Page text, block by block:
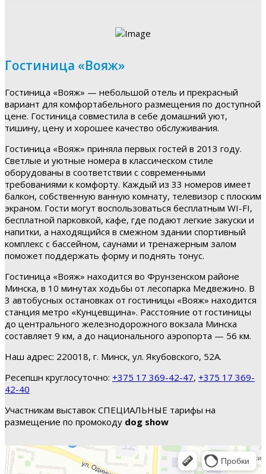
Гостиница «Вояж»
Гостиница «Вояж» — небольшой отель и прекрасный
вариант для комфортабельного размещения по доступной
цене. Гостиница совместила в себе домашний уют,
тишину, цену и хорошее качество обслуживания.
Гостиница «Вояж» приняла первых гостей в 2013 году.
Светлые и уютные номера в классическом стиле
оборудованы в соответствии с современными
требованиями к комфорту. Каждый из 33 номеров имеет
балкон, собственную ванную комнату, телевизор с плоским
экраном. Гости могут воспользоваться бесплатным WI-FI,
бесплатной парковкой, кафе, где подают легкие закуски и
напитки, а находящийся в смежном здании спортивный
комплекс с бассейном, саунами и тренажерным залом
поможет поддержать форму и поднять тонус.
Гостиница «Вояж» находится во Фрунзенском районе
Минска, в 10 минутах ходьбы от лесопарка Медвежино. В
3 автобусных остановках от гостиницы «Вояж» находится
станция метро «Кунцевщина». Расстояние от гостиницы
до центрального железнодорожного вокзала Минска
составляет 9 км, а до национального аэропорта — 56 км.
Наш адрес: 220018, г. Минск, ул. Якубовского, 52А.
Ресепшн круглосуточно: +375 17 369-42-47, +375 17 369-
42-40
Участникам выставок СПЕЦИАЛЬНЫЕ тарифы на
размещение по промокоду dog show